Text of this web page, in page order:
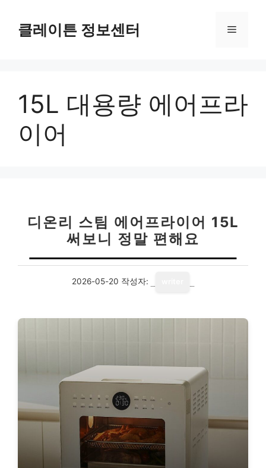
클레이튼 정보센터 메
15L 대용량 에어프라
이어
디온리 스팀 에어프라이어 15L
써보니 정말 편해요
2026-05-20 작성자: